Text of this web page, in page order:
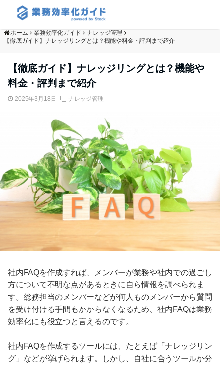
ホーム 業務効率化ガイド
ナレッジ管理
【徹底ガイド】ナレッジリングとは？機能や料金・評判まで紹介
【徹底ガイド】ナレッジリングとは？機能や
料金・評判まで紹介
2025年3月18日 ナレッジ管理
社内FAQを作成すれば、メンバーが業務や社内での過ごし
方について不明な点があるときに自ら情報を調べられま
す。総務担当のメンバーなどが何人ものメンバーから質問
を受け付ける手間もかからなくなるため、社内FAQは業務
効率化にも役立つと言えるのです。
社内FAQを作成するツールには、たとえば「ナレッジリン
グ」などが挙げられます。しかし、自社に合うツールか分